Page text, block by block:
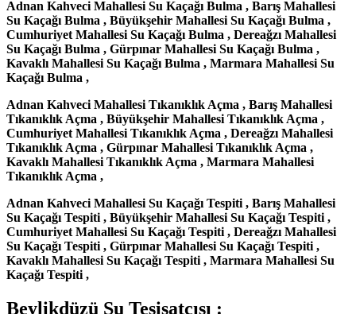
Adnan Kahveci Mahallesi Su Kaçağı Bulma , Barış Mahallesi
Su Kaçağı Bulma , Büyükşehir Mahallesi Su Kaçağı Bulma ,
Cumhuriyet Mahallesi Su Kaçağı Bulma , Dereağzı Mahallesi
Su Kaçağı Bulma , Gürpınar Mahallesi Su Kaçağı Bulma ,
Kavaklı Mahallesi Su Kaçağı Bulma , Marmara Mahallesi Su
Kaçağı Bulma ,
Adnan Kahveci Mahallesi Tıkanıklık Açma , Barış Mahallesi
Tıkanıklık Açma , Büyükşehir Mahallesi Tıkanıklık Açma ,
Cumhuriyet Mahallesi Tıkanıklık Açma , Dereağzı Mahallesi
Tıkanıklık Açma , Gürpınar Mahallesi Tıkanıklık Açma ,
Kavaklı Mahallesi Tıkanıklık Açma , Marmara Mahallesi
Tıkanıklık Açma ,
Adnan Kahveci Mahallesi Su Kaçağı Tespiti , Barış Mahallesi
Su Kaçağı Tespiti , Büyükşehir Mahallesi Su Kaçağı Tespiti ,
Cumhuriyet Mahallesi Su Kaçağı Tespiti , Dereağzı Mahallesi
Su Kaçağı Tespiti , Gürpınar Mahallesi Su Kaçağı Tespiti ,
Kavaklı Mahallesi Su Kaçağı Tespiti , Marmara Mahallesi Su
Kaçağı Tespiti ,
Beylikdüzü Su Tesisatçısı :